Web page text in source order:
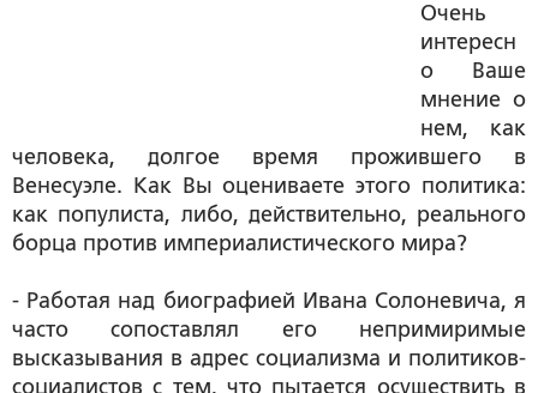
Очень
интересн
о Ваше
мнение о
нем, как
человека, долгое время прожившего в
Венесуэле. Как Вы оцениваете этого политика:
как популиста, либо, действительно, реального
борца против империалистического мира?
- Работая над биографией Ивана Солоневича, я
часто сопоставлял его непримиримые
высказывания в адрес социализма и политиков-
социалистов с тем, что пытается осуществить в